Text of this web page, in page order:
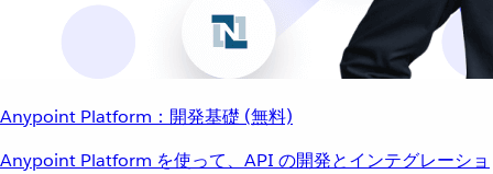
Anypoint Platform：開発基礎 (無料)
Anypoint Platform を使って、API の開発とインテグレーショ